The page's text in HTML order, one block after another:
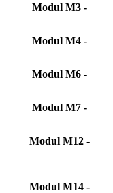
Modul M3 -
Modul M4 -
Modul M6 -
Modul M7 -
Modul M12 -
Modul M14 -